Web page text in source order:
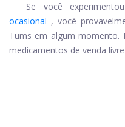
Se você
ocasional , você
Tums em algum momento.
medicamentos de venda